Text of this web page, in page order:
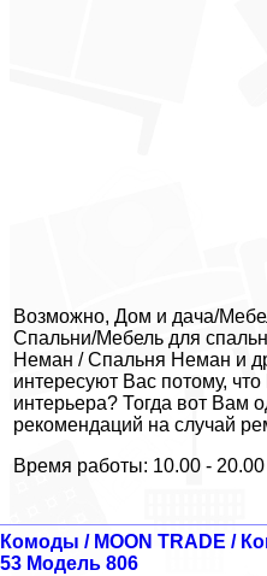
Возможно, Дом и дача/
Спальни/Мебель для
Неман / Спальня Неман и
интересуют Вас потому,
интерьера? Тогда вот Вам
рекомендаций на случай
Время работы: 10.00 - 20.00
Комоды / MOON TRADE /
53 Модель 806